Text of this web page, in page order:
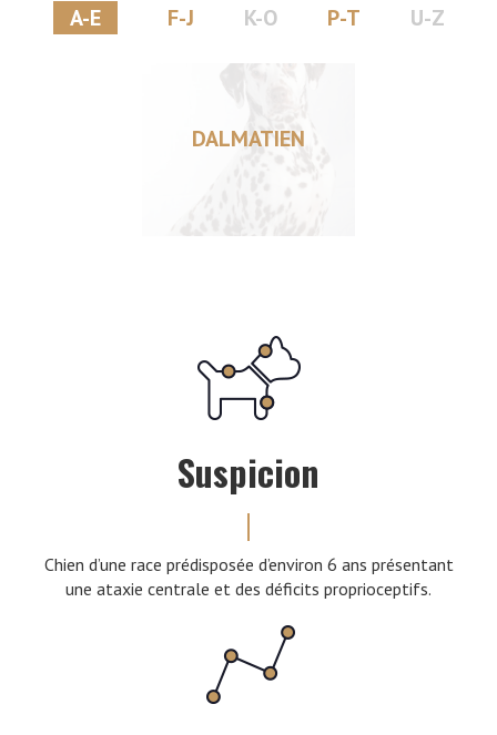
A-E F-J K-O P-T U-Z
DALMATIEN
Suspicion
Chien d’une race prédisposée d’environ 6 ans présentant
une ataxie centrale et des déficits proprioceptifs.